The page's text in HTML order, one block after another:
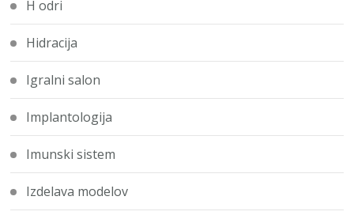
H odri
Hidracija
Igralni salon
Implantologija
Imunski sistem
Izdelava modelov